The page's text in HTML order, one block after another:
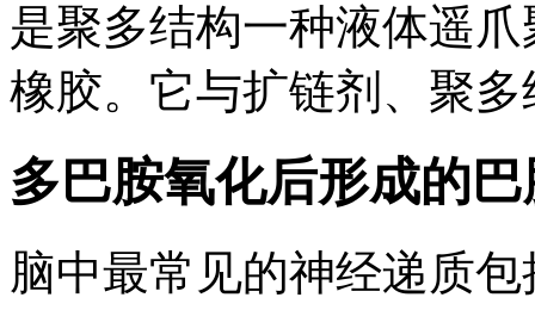
是聚多结构一种液体遥
橡胶。它与扩链剂、聚
多巴胺氧化后形成的
脑中最常见的神经递质